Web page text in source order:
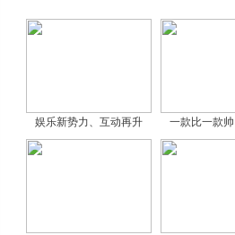
娱乐新势力、互动再升 一款比一款